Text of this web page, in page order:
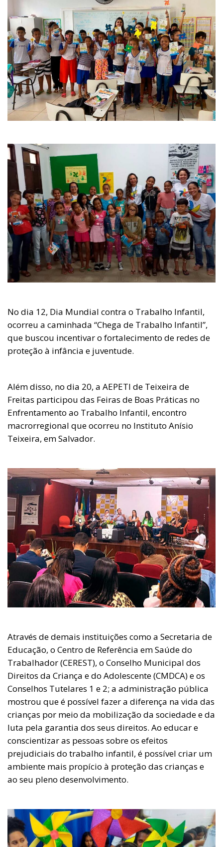
No dia 12, Dia Mundial contra o Trabalho Infantil,
ocorreu a caminhada “Chega de Trabalho Infantil”,
que buscou incentivar o fortalecimento de redes de
proteção à infância e juventude.
Além disso, no dia 20, a AEPETI de Teixeira de
Freitas participou das Feiras de Boas Práticas no
Enfrentamento ao Trabalho Infantil, encontro
macrorregional que ocorreu no Instituto Anísio
Teixeira, em Salvador.
Através de demais instituições como a Secretaria de
Educação, o Centro de Referência em Saúde do
Trabalhador (CEREST), o Conselho Municipal dos
Direitos da Criança e do Adolescente (CMDCA) e os
Conselhos Tutelares 1 e 2; a administração pública
mostrou que é possível fazer a diferença na vida das
crianças por meio da mobilização da sociedade e da
luta pela garantia dos seus direitos. Ao educar e
conscientizar as pessoas sobre os efeitos
prejudiciais do trabalho infantil, é possível criar um
ambiente mais propício à proteção das crianças e
ao seu pleno desenvolvimento.